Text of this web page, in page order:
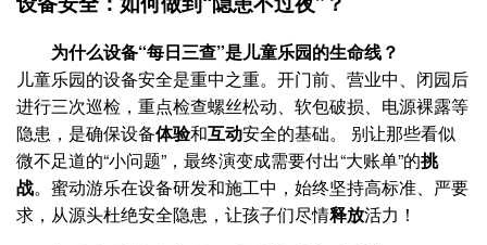
为什么设备“每日三查”是儿童乐园的生命线？
儿童乐园的设备安全是重中之重。开门前、营业中、闭园后
进行三次巡检，重点检查螺丝松动、软包破损、电源裸露等
隐患，是确保设备体验和互动安全的基础。 别让那些看似
微不足道的“小问题”，最终演变成需要付出“大账单”的挑
战。蜜动游乐在设备研发和施工中，始终坚持高标准、严要
求，从源头杜绝安全隐患，让孩子们尽情释放活力！